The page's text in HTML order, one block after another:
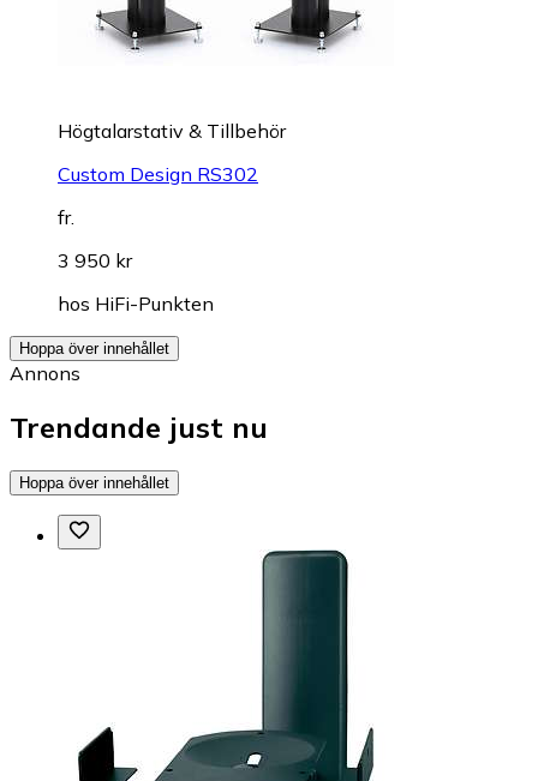
Högtalarstativ & Tillbehör
Custom Design RS302
fr.
3 950 kr
hos HiFi-Punkten
Hoppa över innehållet
Annons
Trendande just nu
Hoppa över innehållet